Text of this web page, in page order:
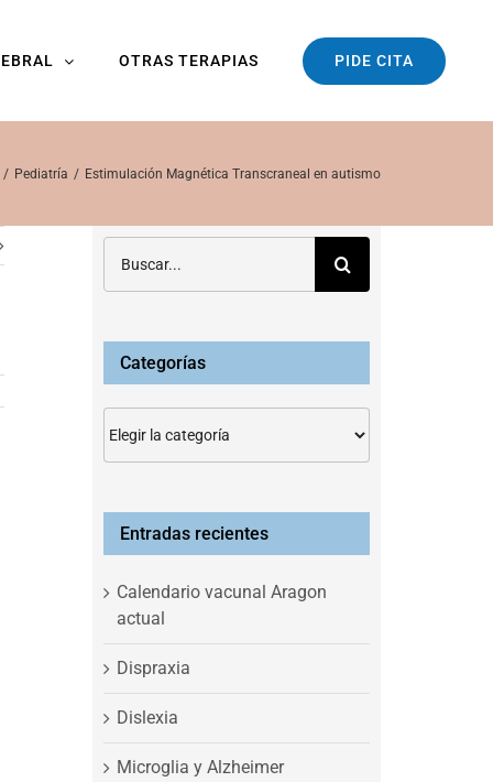
OTRAS TERAPIAS PIDE CITA
Pediatría Estimulación Magnética Transcraneal en autismo
Categorías
Entradas recientes
Calendario vacunal Aragon
actual
Dispraxia
Dislexia
Microglia y Alzheimer